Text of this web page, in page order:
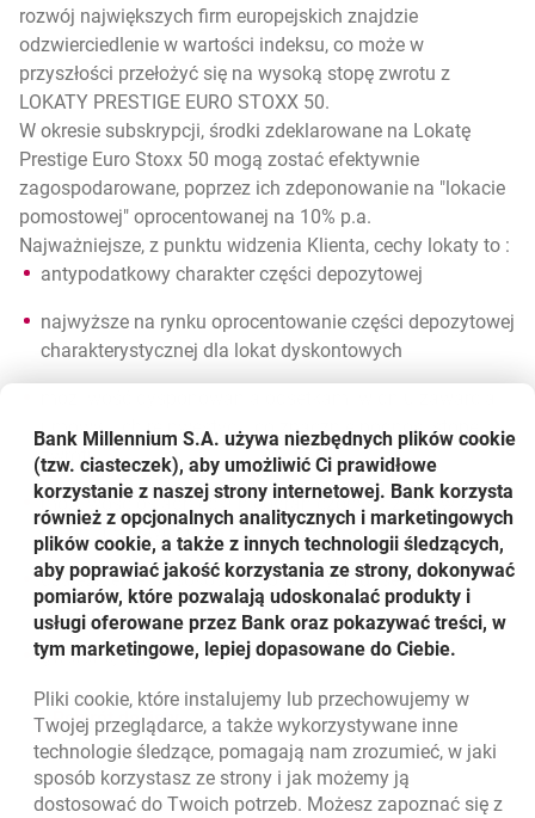
rozwój największych firm europejskich znajdzie
odzwierciedlenie w wartości indeksu, co może w
przyszłości przełożyć się na wysoką stopę zwrotu z
LOKATY PRESTIGE EURO STOXX 50.
W okresie subskrypcji, środki zdeklarowane na Lokatę
Prestige Euro Stoxx 50 mogą zostać efektywnie
zagospodarowane, poprzez ich zdeponowanie na "lokacie
pomostowej" oprocentowanej na 10% p.a.
Najważniejsze, z punktu widzenia Klienta, cechy lokaty to :
antypodatkowy charakter części depozytowej
najwyższe na rynku oprocentowanie części depozytowej
charakterystycznej dla lokat dyskontowych
umowy i ich reinwestycji, co znacznie podnosi stopę
zwrotu
możliwość osiągnięcia nieograniczonych zysków z
części inwestycyjnej
uzależnienie wysokości wypłacanych odsetek od
rozwoju największych firm europejskich
gwarancja wypłaty kapitału
Powrót do listy
Bank Millennium S.A. używa niezbędnych plików cookie
(tzw. ciasteczek), aby umożliwić Ci prawidłowe
korzystanie z naszej strony internetowej. Bank korzysta
również z opcjonalnych analitycznych i marketingowych
plików cookie, a także z innych technologii śledzących,
aby poprawiać jakość korzystania ze strony, dokonywać
pomiarów, które pozwalają udoskonalać produkty i
usługi oferowane przez Bank oraz pokazywać treści, w
tym marketingowe, lepiej dopasowane do Ciebie.
Pliki cookie, które instalujemy lub przechowujemy w
Twojej przeglądarce, a także wykorzystywane inne
technologie śledzące, pomagają nam zrozumieć, w jaki
sposób korzystasz ze strony i jak możemy ją
dostosować do Twoich potrzeb. Możesz zapoznać się z